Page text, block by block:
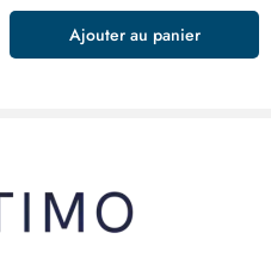
Ajouter au panier